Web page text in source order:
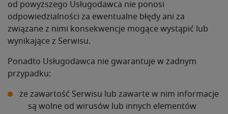
od powyższego Usługodawca nie ponosi
odpowiedzialności za ewentualne błędy ani za
związane z nimi konsekwencje mogące wystąpić lub
wynikające z Serwisu.
Ponadto Usługodawca nie gwarantuje w żadnym
przypadku:
że zawartość Serwisu lub zawarte w nim informacje
są wolne od wirusów lub innych elementów